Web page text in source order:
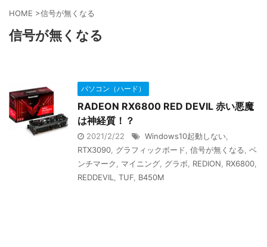
HOME >信号が無くなる
信号が無くなる
パソコン（ハード）
RADEON RX6800 RED DEVIL 赤い悪魔
は神経質！？
2021/2/22 Windows10起動しない
RTX3090 グラフィックボード 信号が無くなる ベ
ンチマーク
マイニング グラボ REDION RX6800
REDDEVIL
TUF B450M